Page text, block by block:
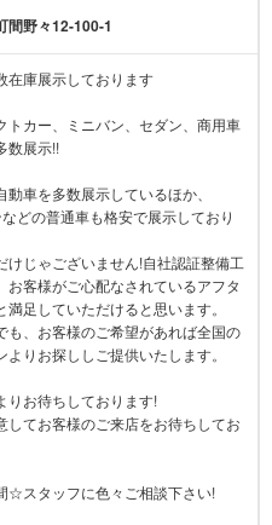
間野々12-100-1
在庫展示しております
トカー、ミニバン、セダン、商用車
数展示!!
車を多数展示しているほか、
どの普通車も格安で展示しており
けじゃございません!自社認証整備工
お客様がご心配なされているアフタ
足していただけると思います。
も、お客様のご希望があれば全国の
りお探ししご提供いたします。
りお待ちしております!
してお客様のご来店をお待ちしてお
☆スタッフに色々ご相談下さい!